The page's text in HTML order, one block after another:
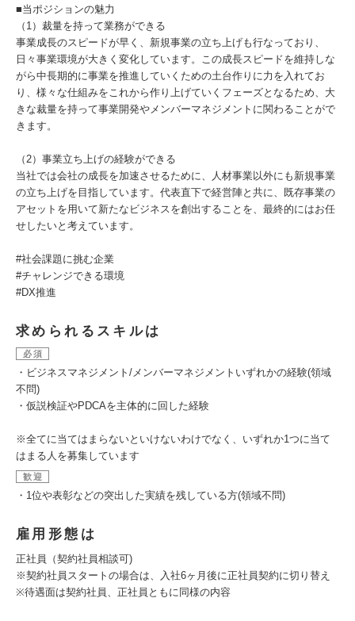
■当ポジションの魅力
（1）裁量を持って業務ができる
事業成長のスピードが早く、新規事業の立ち上げも行なっており、
日々事業環境が大きく変化しています。この成長スピードを維持しな
がら中長期的に事業を推進していくための土台作りに力を入れてお
り、様々な仕組みをこれから作り上げていくフェーズとなるため、大
きな裁量を持って事業開発やメンバーマネジメントに関わることがで
きます。
（2）事業立ち上げの経験ができる
当社では会社の成長を加速させるために、人材事業以外にも新規事業
の立ち上げを目指しています。代表直下で経営陣と共に、既存事業の
アセットを用いて新たなビジネスを創出することを、最終的にはお任
せしたいと考えています。
#社会課題に挑む企業
#チャレンジできる環境
#DX推進
求められるスキルは
必須
・ビジネスマネジメント/メンバーマネジメントいずれかの経験(領域
不問)
・仮説検証やPDCAを主体的に回した経験
※全てに当てはまらないといけないわけでなく、いずれか1つに当て
はまる人を募集しています
歓迎
・1位や表彰などの突出した実績を残している方(領域不問)
雇用形態は
正社員（契約社員相談可)
※契約社員スタートの場合は、入社6ヶ月後に正社員契約に切り替え
※待遇面は契約社員、正社員ともに同様の内容